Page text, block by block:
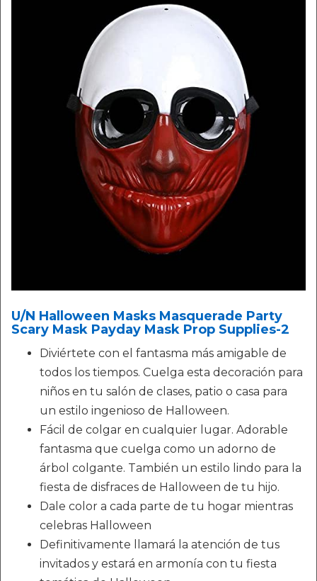
U/N Halloween Masks Masquerade Party
Scary Mask Payday Mask Prop Supplies-2
Diviértete con el fantasma más amigable de
todos los tiempos. Cuelga esta decoración para
niños en tu salón de clases, patio o casa para
un estilo ingenioso de Halloween.
Fácil de colgar en cualquier lugar. Adorable
fantasma que cuelga como un adorno de
árbol colgante. También un estilo lindo para la
fiesta de disfraces de Halloween de tu hijo.
Dale color a cada parte de tu hogar mientras
celebras Halloween
Definitivamente llamará la atención de tus
invitados y estará en armonía con tu fiesta